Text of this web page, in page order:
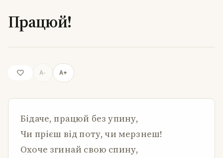
Працюй!
A- A+
Бідаче, працюй без упину,
Чи прієш від поту, чи мерзнеш!
Охоче згинай свою спину,